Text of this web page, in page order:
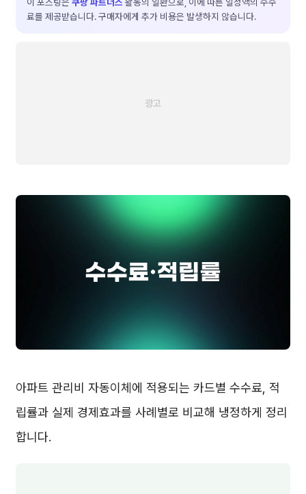
료를 제공받습니다. 구매자에게 추가 비용은 발생하지 않습니다.
아파트 관리비 자동이체에 적용되는 카드별 수수료, 적
립률과 실제 경제효과를 사례별로 비교해 냉정하게 정리
합니다.